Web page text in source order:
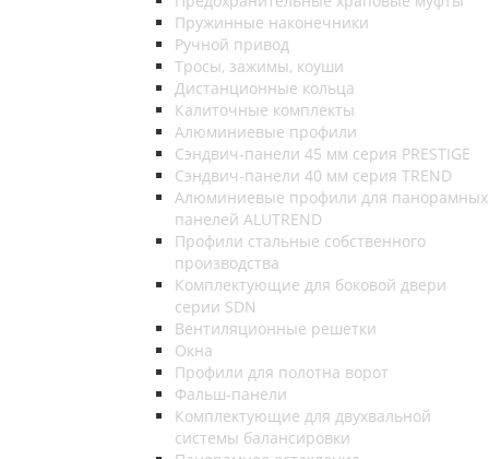
Пружинные наконечники
Ручной привод
Тросы, зажимы, коуши
Дистанционные кольца
Калиточные комплекты
Алюминиевые профили
Сэндвич-панели 45 мм серия PRESTIGE
Сэндвич-панели 40 мм серия TREND
Алюминиевые профили для панорамных
панелей ALUTREND
Профили стальные собственного
производства
Комплектующие для боковой двери
серии SDN
Вентиляционные решетки
Окна
Профили для полотна ворот
Фальш-панели
Комплектующие для двухвальной
системы балансировки